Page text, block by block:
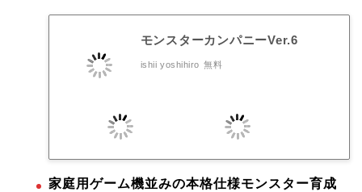
モンスターカンパニーVer.6
ishii yoshihiro 無料
家庭用ゲーム機並みの本格仕様モンスター育成